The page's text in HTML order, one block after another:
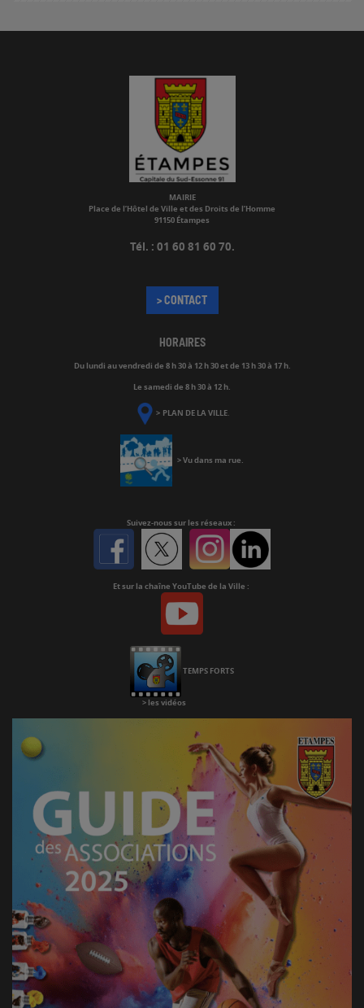
MAIRIE
Place de l’Hôtel de Ville et des Droits de l’Homme
91150 Étampes
Tél. : 01 60 81 60 70.
> CONTACT
HORAIRES
Du lundi au vendredi de 8 h 30 à 12 h 30 et de 13 h 30 à 17 h.
Le samedi de 8 h 30 à 12 h.
> PLAN DE LA VILLE.
>Vu dans ma rue.
Suivez-nous sur les réseaux :
Facebook
Twitter Instagram
Et sur la chaîne YouTube de la Ville :
Youtube
Chaine
TEMPS FORTS
> les vidéos